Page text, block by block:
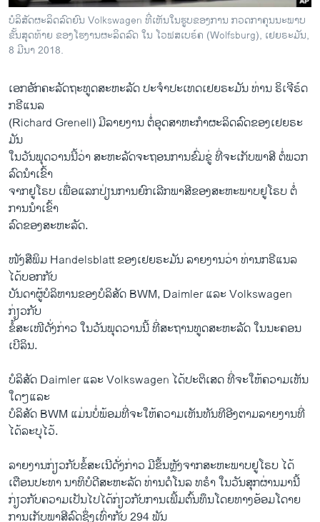
ວີດີໂອ
ສຽງ
ລາຍງານ
ບໍລິສັດຜະລິດລົດຍົນ Volkswagen ທີ່ເຫັນໃນຮູບຂອງການ ກວດກາຄຸນນະພາບ
ຂັ້ນສຸດທ້າຍ ຂອງໂຮງານຜະລິດລົດ ໃນ ໂວຟສເບຣ໌ຄ (Wolfsburg), ເຢຍຣະມັນ,
8 ມີນາ 2018.
ເອກ​ອັກຄະ​ລັດຖະທູດສະຫະລັດ ປະຈຳ​ປະ​ເທດ​ເຢຍຣະມັນ ທ່ານ ຣິເຈີຣ໌ດ
ກຣີ​ແນ​ລ
(Richard Grenell) ​ມີ​ລາຍ​ງານ​ ຕໍ່​ອຸດສາຫະກຳ​ຜະລິດ​ລົດຂອງເຢຍຣະ
ມັນ
​ໃນ​ວັນ​ພຸດ​ວານ​ນີ້ວ່າ ​ສະຫະລັດ​ຈະ​ຖອນ​ການ​ຂົ່ມຂູ່ ​ທີ່ຈະເກັບພາສີ ຕໍ່ພວກ​
ລົດ​ນຳ​ເຂົ້າ
​ຈາກ​ຢູ​ໂຣບ ​ເພື່ອ​ແລກປ່ຽນການ​ຍົກເລີກພາສີຂອງສະຫະພາບຢູໂຣບ ຕໍ່
ການ​ນຳ​ເຂົ້າ
​ລົດຂອງ​ສະຫະລັດ.
ໜັງສືພິມ​ Handelsblatt ຂອງເຢຍຣະມັນ ​ລາຍງານ​ວ່າ ທ່ານກຣີ​ແນ​ລ ​
ໄດ້​ບອກ​ກັບ
ບັນດາ​ຜູ້​ບໍລິຫານ​ຂອງ​ບໍລິສັດ BWM, Daimler ​ແລະ Volkswagen
ກ່ຽວກັບ​
ຂໍ້ສະ​ເໜີດັ່ງກ່າວ ໃນ​ວັນ​ພຸດ​ວານ​ນີ້ ​ທີ່​ສະຖານທູດ​ສະຫະລັດ ໃນ​ນະຄອນ​
ເບີລິນ.
ບໍລິສັດ Daimler ​ແລະ Volkswagen ໄດ້​ປະຕິ​ເສດ ​ທີ່​ຈະ​ໃຫ້​ຄວາມ​ເຫັນ​
ໃດໆແລະ
ບໍລິສັດ BWM ​ແມ່ນ​ບໍ່​ພ້ອມ​ທີ່​ຈະ​ໃຫ້​ຄວາມ​ເຫັນ​ທັນທີອີງຕາມລາຍ​ງານທີ່​
ໄດ້​ລະບຸ​ໄວ້.
ລາຍງານກ່ຽວກັບຂໍ້ສະ​ເນີ​ດັ່ງກ່າວ ມີ​ຂຶ້ນ​ຫຼັງ​ຈາກສະຫະພາບ​ຢູ​ໂຣບ ​ໄດ້​
ເຕືອນ​ປະທາ ນາທິບໍດີສະຫະລັດ ທ່ານ​ດໍ​ໂນລ ທຣຳ ​ໃນ​ວັນ​ສຸກ​ຜ່ານ​ມາ​ນີ້
ກ່ຽວ​ກັບ​ຄວາມ​ເປັນ​ໄປ​ໄດ້​ກ່ຽວກັບການເພີ້ມຕົ້ນທຶນໂດຍທາງ​ອ້ອມ​ໂດາຍ​
ການ​ເກັບ​ພາສີລົດ​ຊຶ່ງເທົ່າກັບ 294 ພັນ